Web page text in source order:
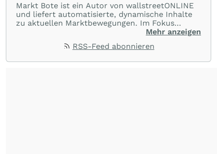
Markt Bote ist ein Autor von wallstreetONLINE
und liefert automatisierte, dynamische Inhalte
zu aktuellen Marktbewegungen. Im Fokus
stehen Tops und Flops, Branchentrends und
Rohstoffe oder Krypto – die Beiträge sind kurz,
Mehr anzeigen
RSS-Feed abonnieren